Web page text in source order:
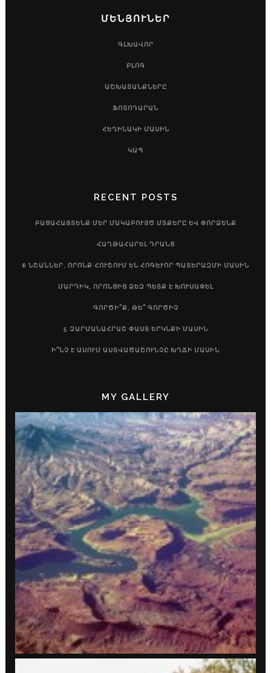
ՄԵՆՅՈՒՆԵՐ
ԳԼԽԱՎՈՐ
ԲԼՈԳ
ԱՇԽԱՏԱՆՔՆԵՐԸ
ՖՈՏՈԴԱՐԱՆ
ՀԵՂԻՆԱԿԻ ՄԱՍԻՆ
ԿԱՊ
RECENT POSTS
ԲԱՑԱՀԱՅՏԵՆՔ ՄԵՐ ՄԱԿԱԲՈՒՅԾ ՄՏՔԵՐԸ ԵՎ ՓՈՐՁԵՆՔ
ՀԱՂԹԱՀԱՐԵԼ ԴՐԱՆՑ
8 ՆՇԱՆՆԵՐ, ՈՐՈՆՔ ՀՈՒՇՈՒՄ ԵՆ ՀՈԳԵՒՈՐ ՊԱՏԵՐԱԶՄԻ ՄԱՍԻՆ
ՄԱՐԴԻԿ, ՈՐՈՆՑԻՑ ՁԵԶ ՊԵՏՔ Է ԽՈՒՍԱՓԵԼ
ԳՈՐԾԻ՞Ք, ԹԵ՞ ԳՈՐԾԻՉ
5 ԶԱՐՄԱՆԱՀՐԱՇ ՓԱՍՏ ԵՐԿՆՔԻ ՄԱՍԻՆ
Ի՞ՆՉ Է ԱՍՈՒՄ ԱՍՏՎԱԾԱՇՈՒՆՉԸ ԽՂՃԻ ՄԱՍԻՆ
MY GALLERY